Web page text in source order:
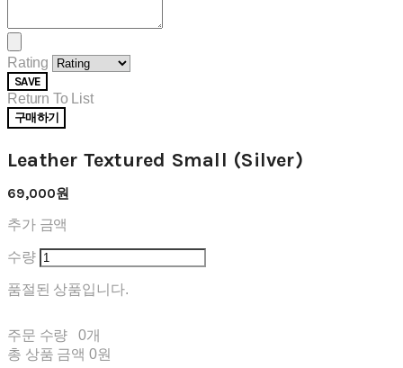
Rating
SAVE
Return To List
구매하기
Leather Textured Small (Silver)
69,000원
추가 금액
수량
품절된 상품입니다.
주문 수량
0개
총 상품 금액 0원